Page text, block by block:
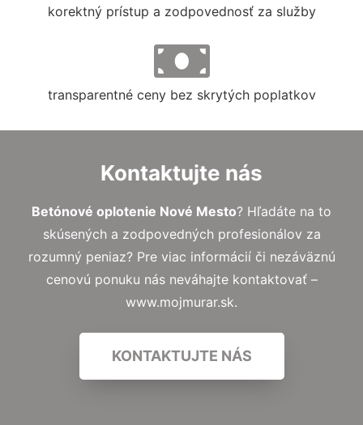
korektný prístup a zodpovednosť za služby
transparentné ceny bez skrytých poplatkov
Kontaktujte nás
Betónové oplotenie Nové Mesto? Hľadáte na to
skúsených a zodpovedných profesionálov za
rozumný peniaz? Pre viac informácií či nezáväznú
cenovú ponuku nás neváhajte kontaktovať –
www.mojmurar.sk.
KONTAKTUJTE NÁS